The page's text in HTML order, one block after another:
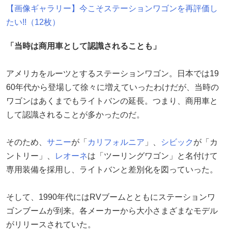
【画像ギャラリー】今こそステーションワゴンを再評価し
たい!!（12枚）
「当時は商用車として認識されることも」
アメリカをルーツとするステーションワゴン。日本では19
60年代から登場して徐々に増えていったわけだが、当時の
ワゴンはあくまでもライトバンの延長。つまり、商用車と
して認識されることが多かったのだ。
そのため、 サニーが「 カリフォルニア 」、 シビック が「カ
ントリー」、
レオーネは「ツーリングワゴン」と名付けて
専用装備を採用し、ライトバンと差別化を図っていった。
そして、1990年代にはRVブームとともにステーションワ
ゴンブームが到来。各メーカーから大小さまざまなモデル
がリリースされていた。